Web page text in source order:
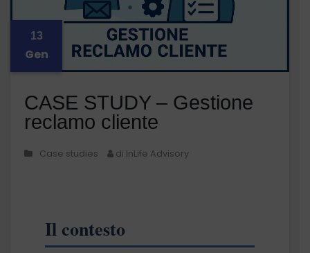
13
Gen
CASE STUDY – Gestione
reclamo cliente
Case studies di InLife Advisory
Il contesto